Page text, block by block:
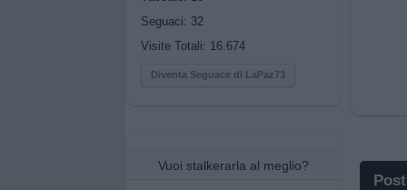
Seguaci: 32
Visite Totali: 16.674
Diventa Seguace di LaPaz73
Vuoi stalkerarla al meglio?